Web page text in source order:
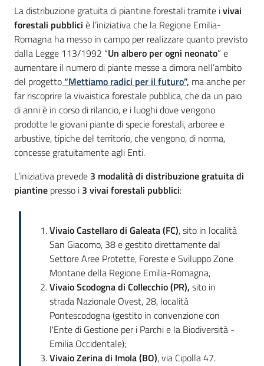
Introduzione
La distribuzione gratuita di piantine forestali tramite ivivai
forestali pubblici è l’iniziativa che la Regione Emilia-
Romagna ha messo in campo per realizzare quanto previsto
dalla Legge 113/1992 “Un albero per ogni neonato” e
aumentare il numero di piante messe a dimora nell’ambito
del progetto“Mettiamo radici per il futuro”, ma anche per
far riscoprire la vivaistica forestale pubblica, che da un paio
di anni è in corso di rilancio, e i luoghi dove vengono
prodotte le giovani piante di specie forestali, arboree e
arbustive, tipiche del territorio, che vengono, di norma,
concesse gratuitamente agli Enti.
L’iniziativa prevede 3 modalità di distribuzionegratuitadi
piantine presso i 3 vivai forestali pubblici:
Vivaio Castellaro di Galeata (FC), sito in località
San Giacomo, 38 e gestito direttamente dal
Settore Aree Protette, Foreste e Sviluppo Zone
Montane della Regione Emilia-Romagna,
Vivaio Scodogna di Collecchio (PR), sito in
strada Nazionale Ovest, 28, località
Pontescodogna (gestito in convenzione con
l'Ente di Gestione per i Parchi e la Biodiversità -
Emilia Occidentale);
Vivaio Zerina di Imola (BO), via Cipolla 47.